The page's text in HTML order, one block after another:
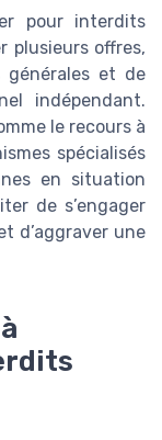
pour interdits
plusieurs offres,
et de
indépendant.
le recours à
spécialisés
en situation
de s’engager
d’aggraver une